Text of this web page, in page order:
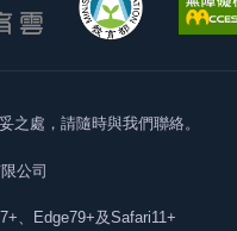
之處，請隨時與我們聯絡。
公司
、Edge79+及Safari11+